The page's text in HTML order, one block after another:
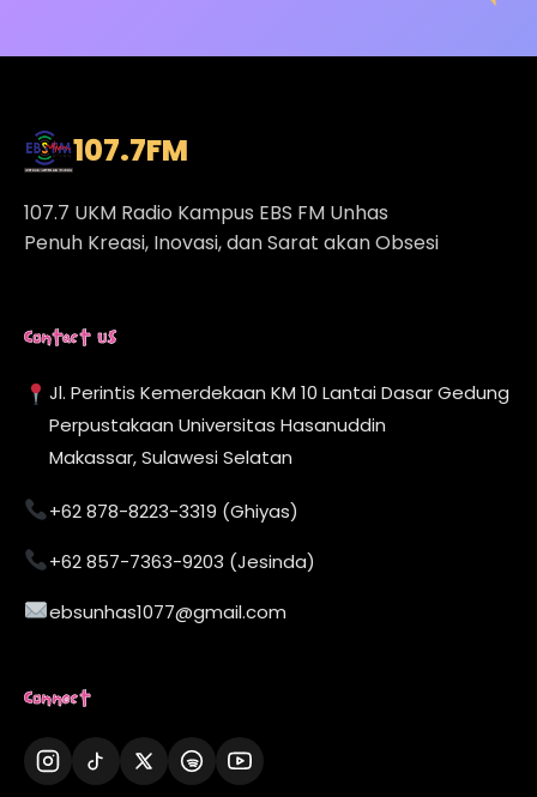
107.7FM
107.7 UKM Radio Kampus EBS FM Unhas
Penuh Kreasi, Inovasi, dan Sarat akan Obsesi
Contact Us
Jl. Perintis Kemerdekaan KM 10 Lantai Dasar Gedung
Perpustakaan Universitas Hasanuddin
Makassar, Sulawesi Selatan
+62 878-8223-3319 (Ghiyas)
+62 857-7363-9203 (Jesinda)
ebsunhas1077@gmail.com
Connect